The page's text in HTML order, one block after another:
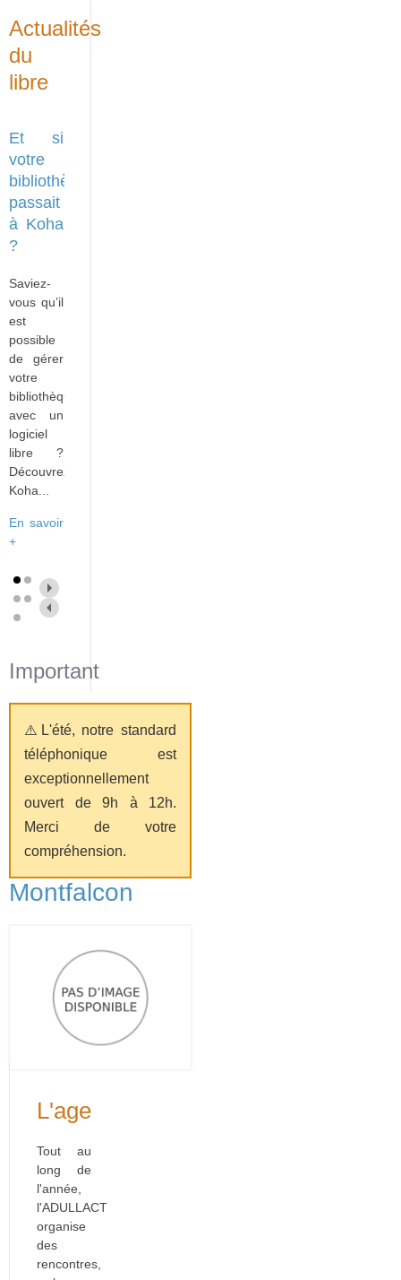
Actualités
du
libre
Et si
votre
bibliothèque
passait
à Koha
?
Saviez-
vous qu’il
est
possible
de gérer
votre
bibliothèque
avec un
logiciel
libre ?
Découvrez
Koha...
En savoir
+
Important
⚠️L'été, notre standard
téléphonique est
exceptionnellement
ouvert de 9h à 12h.
Merci de votre
compréhension.
Montfalcon
L'agenda
Tout au
long de
l'année,
l'ADULLACT
organise
des
rencontres,